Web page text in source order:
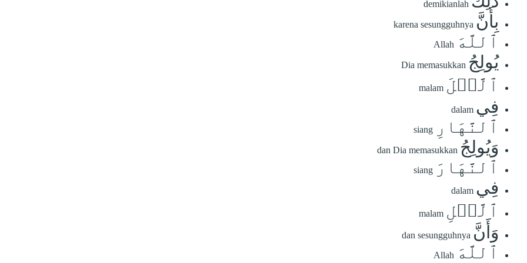
demikianlah
بِأَنَّ karena sesungguhnya
ٱللَّهَ Allah
يُولِجُ Dia memasukkan
ٱلَّيۡلَ malam
فِي dalam
ٱلنَّهَارِ siang
وَيُولِجُ dan Dia memasukkan
ٱلنَّهَارَ siang
فِي dalam
ٱلَّيۡلِ malam
وَأَنَّ dan sesungguhnya
ٱللَّهَ Allah